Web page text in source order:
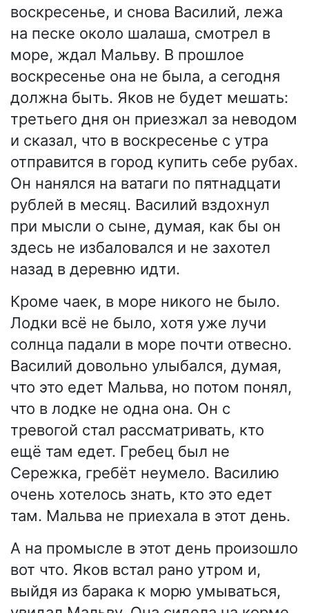
воскресенье, и снова Василий, лежа
на песке около шалаша, смотрел в
море, ждал Мальву. В прошлое
воскресенье она не была, а сегодня
должна быть. Яков не будет мешать:
третьего дня он приезжал за неводом
и сказал, что в воскресенье с утра
отправится в город купить себе рубах.
Он нанялся на ватаги по пятнадцати
рублей в месяц. Василий вздохнул
при мысли о сыне, думая, как бы он
здесь не избаловался и не захотел
назад в деревню идти.
Кроме чаек, в море никого не было.
Лодки всё не было, хотя уже лучи
солнца падали в море почти отвесно.
Василий довольно улыбался, думая,
что это едет Мальва, но потом понял,
что в лодке не одна она. Он с
тревогой стал рассматривать, кто
ещё там едет. Гребец был не
Сережка, гребёт неумело. Василию
очень хотелось знать, кто это едет
там. Мальва не приехала в этот день.
А на промысле в этот день произошло
вот что. Яков встал рано утром и,
выйдя из барака к морю умываться,